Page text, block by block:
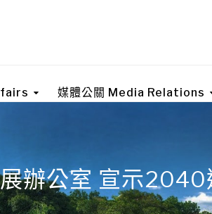
媒體公關 Media Relations
辦公室 宣示